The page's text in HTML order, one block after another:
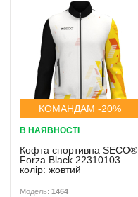
КОМАНДАМ -20%
В НАЯВНОСТІ
Кофта спортивна SECO®
Forza Black 22310103
колiр: жовтий
1464